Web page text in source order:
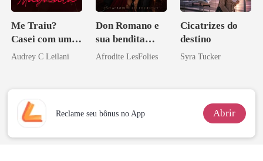
Me Traiu?
Casei com um
Magnata
Audrey C Leilani
Don Romano e
sua bendita
ruína
Afrodite LesFolies
Cicatrizes do
destino
Syra Tucker
Reclame seu bônus no App Abrir